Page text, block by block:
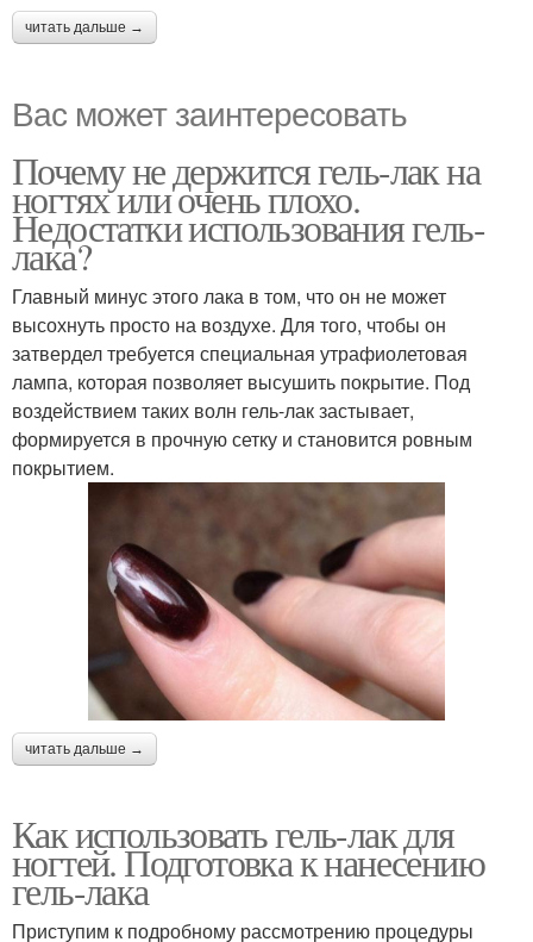
читать дальше →
Вас может заинтересовать
Почему не держится гель-лак на
ногтях или очень плохо.
Недостатки использования гель-
лака?
Главный минус этого лака в том, что он не может
высохнуть просто на воздухе. Для того, чтобы он
затвердел требуется специальная утрафиолетовая
лампа, которая позволяет высушить покрытие. Под
воздействием таких волн гель-лак застывает,
формируется в прочную сетку и становится ровным
покрытием.
читать дальше →
Как использовать гель-лак для
ногтей. Подготовка к нанесению
гель-лака
Приступим к подробному рассмотрению процедуры